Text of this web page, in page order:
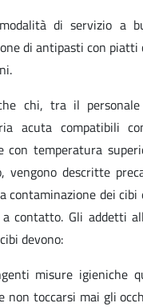
di servizio a
di antipasti con piatti
chi, tra il
acuta compatibili
con temperatura
vengono descritte
contaminazione dei cibi
contatto. Gli addetti
devono:
misure igieniche
non toccarsi mai gli